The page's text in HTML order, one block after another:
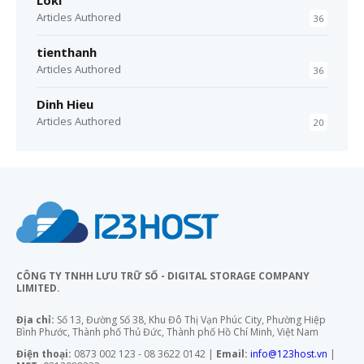
Articles Authored 36
tienthanh
Articles Authored 36
Dinh Hieu
Articles Authored 20
CÔNG TY TNHH LƯU TRỮ SỐ - DIGITAL STORAGE COMPANY
LIMITED.
Địa chỉ: Số 13, Đường Số 38, Khu Đô Thị Vạn Phúc City, Phường Hiệp
Bình Phước, Thành phố Thủ Đức, Thành phố Hồ Chí Minh, Việt Nam
Điện thoại: 0873 002 123 - 08 3622 0142 | Email: info@123host.vn |